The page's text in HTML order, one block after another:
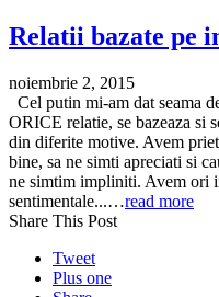
Relatii bazate pe
noiembrie 2, 2015
Cel putin mi-am dat seama
ORICE relatie, se bazeaza si
din diferite motive. Avem
bine, sa ne simti apreciati si
ne simtim impliniti. Avem ori
sentimentale...…read more
Share This Post
Tweet
Plus one